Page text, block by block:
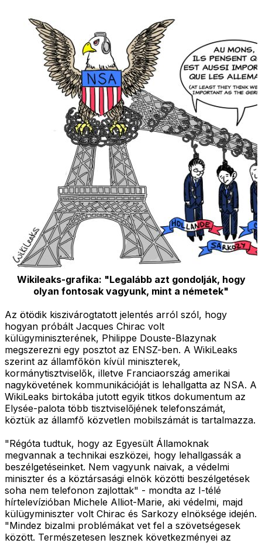
Wikileaks-grafika: "Legalább azt gondolják, hogy
olyan fontosak vagyunk, mint a németek"
Az ötödik kiszivárogtatott jelentés arról szól, hogy
hogyan próbált Jacques Chirac volt
külügyminiszterének, Philippe Douste-Blazynak
megszerezni egy posztot az ENSZ-ben. A WikiLeaks
szerint az államfőkön kívül miniszterek,
kormánytisztviselők, illetve Franciaország amerikai
nagykövetének kommunikációját is lehallgatta az NSA. A
WikiLeaks birtokába jutott egyik titkos dokumentum az
Elysée-palota több tisztviselőjének telefonszámát,
köztük az államfő közvetlen mobilszámát is tartalmazza.
"Régóta tudtuk, hogy az Egyesült Államoknak
megvannak a technikai eszközei, hogy lehallgassák a
beszélgetéseinket. Nem vagyunk naivak, a védelmi
miniszter és a köztársasági elnök közötti beszélgetések
soha nem telefonon zajlottak" - mondta az I-télé
hírtelevízióban Michele Alliot-Marie, aki védelmi, majd
külügyminiszter volt Chirac és Sarkozy elnöksége idején.
"Mindez bizalmi problémákat vet fel a szövetségesek
között. Természetesen lesznek következményei az